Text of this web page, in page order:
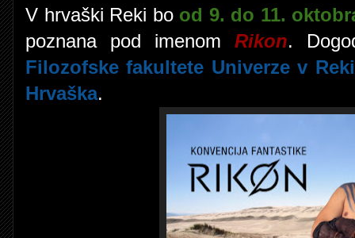
V hrvaški Reki bo od 9. do 11.
poznana pod imenomRikon.
Filozofske fakultete Univerze v
Hrvaška.